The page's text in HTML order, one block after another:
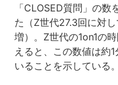
「CLOSED質問」の
た（Z世代27.3回に対
増）。Z世代の1on1の
えると、この数値は約
いることを示している。